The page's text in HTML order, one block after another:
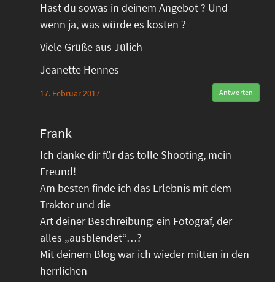
Hast du sowas in deinem Angebot ? Und
wenn ja, was würde es kosten ?
Viele Grüße aus Jülich
Jeanette Hennes
17. Februar 2017 Antworten
Frank
Ich danke dir für das tolle Shooting, mein
Freund!
Am besten finde ich das Erlebnis mit dem
Traktor und die
Art deiner Beschreibung: ein Fotograf, der
alles „ausblendet“…?
Mit deinem Blog war ich wieder mitten in den
herrlichen